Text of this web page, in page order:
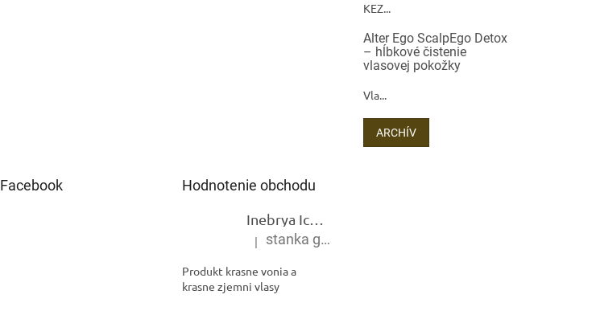
KEZ...
Alter Ego ScalpEgo Detox
– hĺbkové čistenie
vlasovej pokožky
Vla...
ARCHÍV
Facebook
Hodnotenie obchodu
Inebrya Ice Cream Keratin Restructuring Mask – reštrukturalizačná maska s keratínom 1000 ml
Hodnotenie produktu je 5 z 5 hviezdičiek.
| stanka gramblickova
Produkt krasne vonia a
krasne zjemni vlasy